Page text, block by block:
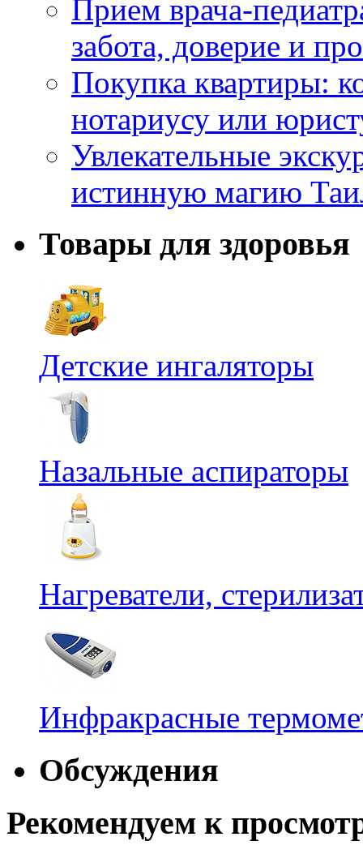
Прием врача-
забота, доверие и
Покупка квартиры:
нотариусу или
Увлекательные
истинную магию
Товары для здоровья
Детские ингаляторы
Назальные аспираторы
Нагреватели,
Инфракрасные
Обсуждения
Рекомендуем к